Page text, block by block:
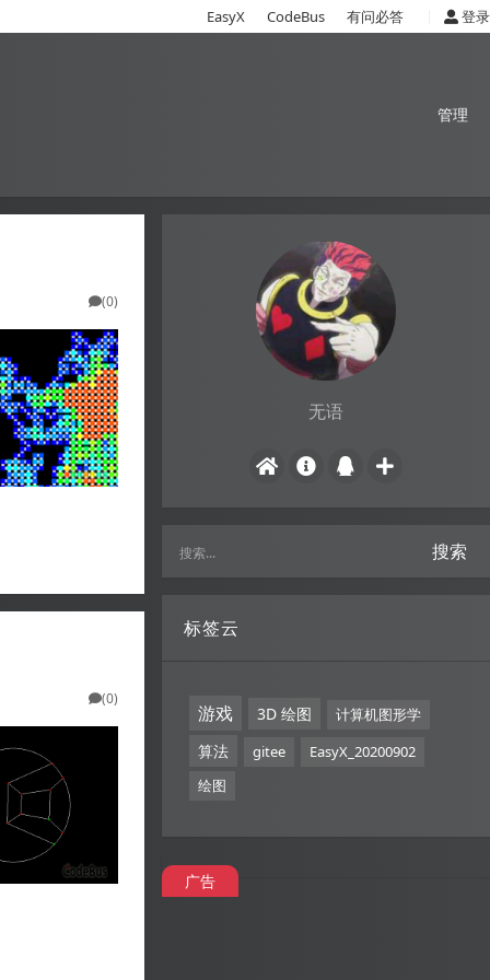
EasyX CodeBus 有问必答 登录
管理
(0)
(0)
无语
搜索
标签云
游戏 3D 绘图 计算机图形学
算法 gitee
EasyX_20200902
绘图
广告